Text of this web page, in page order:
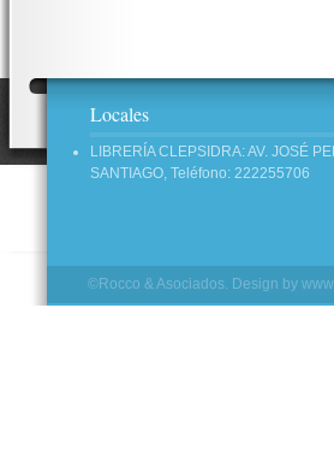
Locales
LIBRERÍA CLEPSIDRA: AV. JOSÉ
SANTIAGO, Teléfono: 222255706
©Rocco & Asociados. Design by